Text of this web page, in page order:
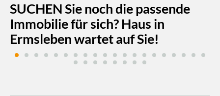
SUCHEN Sie noch die passende
Immobilie für sich? Haus in
Ermsleben wartet auf Sie!